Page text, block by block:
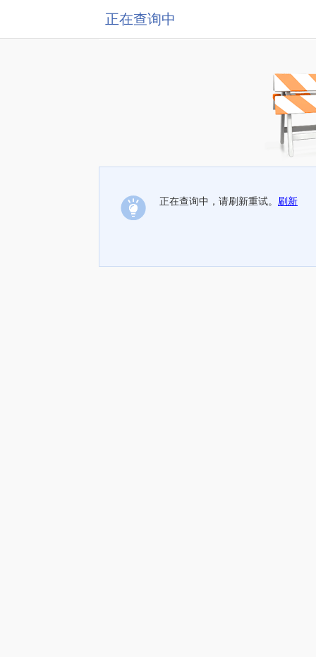
正在查询中
正在查询中，请刷新重试。 刷新